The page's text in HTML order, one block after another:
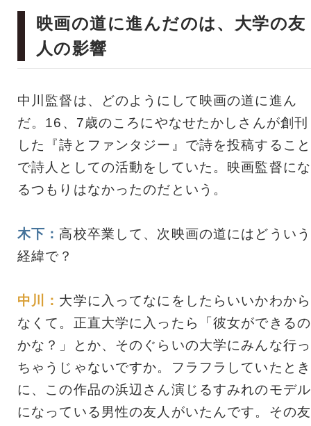
映画の道に進んだのは、大学の友
人の影響
中川監督は、どのようにして映画の道に進ん
だ。16、7歳のころにやなせたかしさんが創刊
した『詩とファンタジー』で詩を投稿すること
で詩人としての活動をしていた。映画監督にな
るつもりはなかったのだという。
木下：高校卒業して、次映画の道にはどういう
経緯で？
中川： 大学に入ってなにをしたらいいかわから
なくて。正直大学に入ったら「彼女ができるの
かな？」とか、そのぐらいの大学にみんな行っ
ちゃうじゃないですか。フラフラしていたとき
に、この作品の浜辺さん演じるすみれのモデル
になっている男性の友人がいたんです。その友